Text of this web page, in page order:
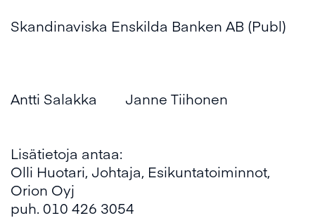
Skandinaviska Enskilda Banken AB (Publ)
Antti Salakka Janne Tiihonen
Lisätietoja antaa:
Olli Huotari, Johtaja, Esikuntatoiminnot,
Orion Oyj
puh. 010 426 3054